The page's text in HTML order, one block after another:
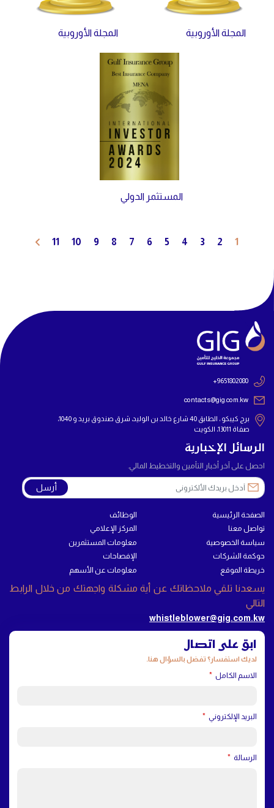
المجلة الأوروبية المجلة الأوروبية
المستثمر الدولي
1
2
3
4
5
6
7
8
9
10
11
+9651802080
contacts@gig.com.kw
برج كيبكو ، الطابق 40 شارع خالد بن الوليد، شرق صندوق بريد و 1040،
صفاة 13011، الكويت
الرسائل الإخبارية
احصل على آخر أخبار التأمين والتخطيط المالي.
أرسل
الصفحة الرئيسية
الوظائف
تواصل معنا
المركز الإعلامي
سياسة الخصوصية
معلومات المستثمرين
حوكمة الشركات
الإفصاحات
خريطة الموقع
معلومات عن الأسهم
يسعدنا تلقي ملاحظاتك عن أية مشكلة واجهتك من خلال الرابط
التالي
whistleblower@gig.com.kw
ابق على اتصال
لديك استفسار؟ تفضل بالسؤال هنا.
الاسم الكامل
البريد الإلكتروني
الرسالة